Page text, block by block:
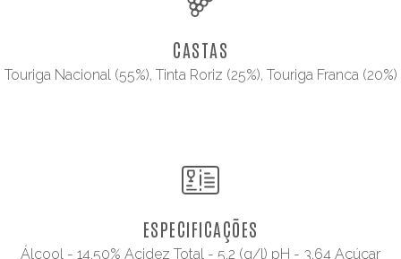
CASTAS
Touriga Nacional (55%), Tinta Roriz (25%), Touriga Franca (20%)
ESPECIFICAÇÕES
Álcool - 14,50% Acidez Total - 5,2 (g/l) pH - 3,64 Açúcar